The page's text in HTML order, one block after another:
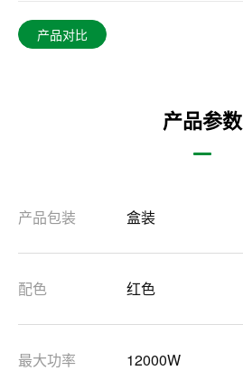
产品对比
产品参数
产品包装 盒装
配色 红色
最大功率 12000W